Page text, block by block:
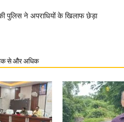
पुलिस ने अपराधियों के खिलाफ छेड़ा
से और अधिक